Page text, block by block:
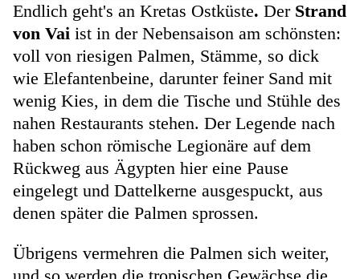
Endlich geht's an Kretas Ostküste. Der Strand
von Vai ist in der Nebensaison am schönsten:
voll von riesigen Palmen, Stämme, so dick
wie Elefantenbeine, darunter feiner Sand mit
wenig Kies, in dem die Tische und Stühle des
nahen Restaurants stehen. Der Legende nach
haben schon römische Legionäre auf dem
Rückweg aus Ägypten hier eine Pause
eingelegt und Dattelkerne ausgespuckt, aus
denen später die Palmen sprossen.
Übrigens vermehren die Palmen sich weiter,